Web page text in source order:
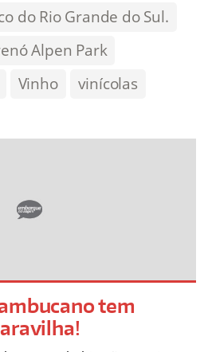
do Rio Grande do Sul.
Alpen Park
Vinho vinícolas
tem